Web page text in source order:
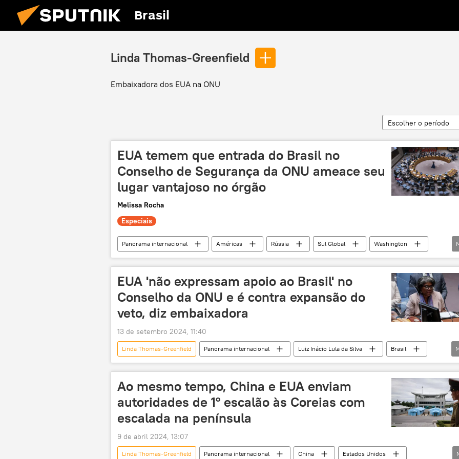
Brasil
Linda Thomas-Greenfield
Embaixadora dos EUA na ONU
Escolher o período
EUA temem que entrada do Brasil no
Conselho de Segurança da ONU ameace seu
lugar vantajoso no órgão
Melissa Rocha
Especiais
Panorama internacional Américas Rússia Sul Global
Washington
Brasil
CSNU ONU G4
Conselho de Segurança das Nações Unidas
EUA 'não expressam apoio ao Brasil' no
Conselho da ONU e é contra expansão do
veto, diz embaixadora
13 de setembro 2024, 11:40
Linda Thomas-Greenfield Panorama internacional Luiz Inácio Lula da Silva
Brasil
Estados Unidos
Sergei Lavrov ONU G4 Índia
Casa Branca
Ao mesmo tempo, China e EUA enviam
autoridades de 1º escalão às Coreias com
escalada na península
9 de abril 2024, 13:07
Linda Thomas-Greenfield Panorama internacional China
Estados Unidos